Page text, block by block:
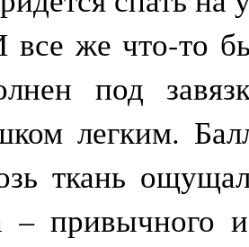
же что-то
под
легким.
ткань
– привычного